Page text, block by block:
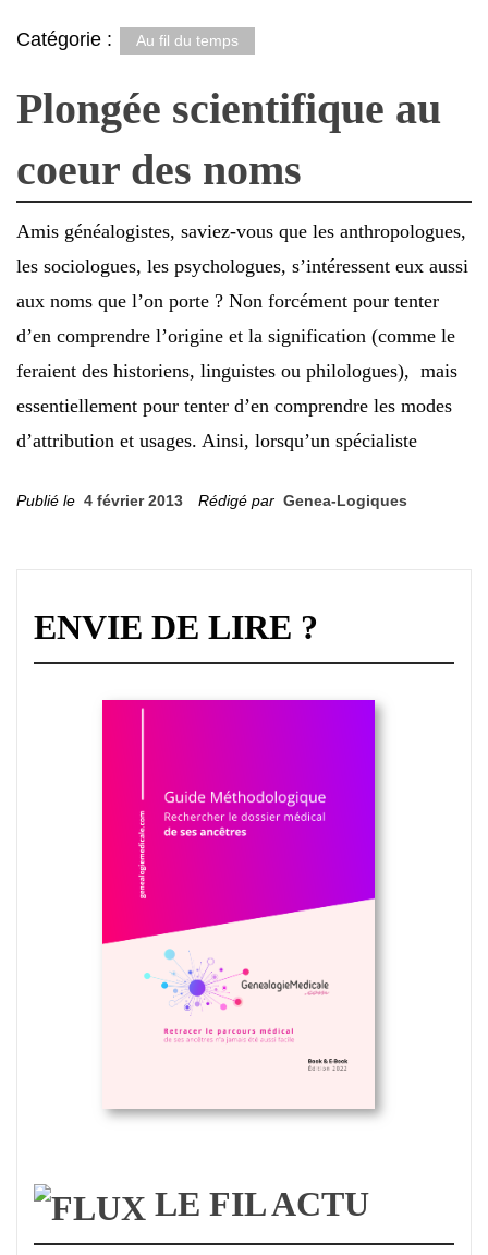
Catégorie : Au fil du temps
Plongée scientifique au
coeur des noms
Amis généalogistes, saviez-vous que les anthropologues,
les sociologues, les psychologues, s’intéressent eux aussi
aux noms que l’on porte ? Non forcément pour tenter
d’en comprendre l’origine et la signification (comme le
feraient des historiens, linguistes ou philologues), mais
essentiellement pour tenter d’en comprendre les modes
d’attribution et usages. Ainsi, lorsqu’un spécialiste
Publié le 4 février 2013 Rédigé par Genea-Logiques
ENVIE DE LIRE ?
LE FIL ACTU